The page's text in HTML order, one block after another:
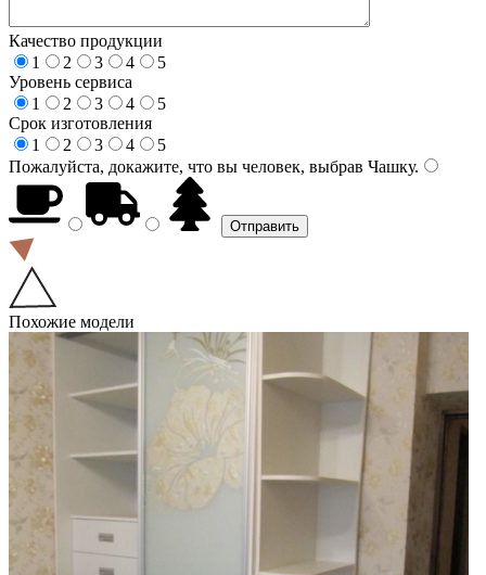
Качество продукции
1
2 3 4
5
Уровень сервиса
1
2 3 4
5
Срок изготовления
1
2 3 4
5
Пожалуйста, докажите, что вы человек, выбрав Чашку.
Похожие модели